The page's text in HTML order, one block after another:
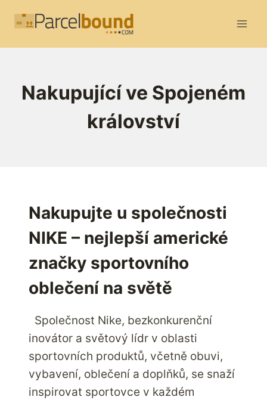
Nakupující ve Spojeném
království
Nakupujte u společnosti
NIKE – nejlepší americké
značky sportovního
oblečení na světě
Společnost Nike, bezkonkurenční
inovátor a světový lídr v oblasti
sportovních produktů, včetně obuvi,
vybavení, oblečení a doplňků, se snaží
inspirovat sportovce v každém